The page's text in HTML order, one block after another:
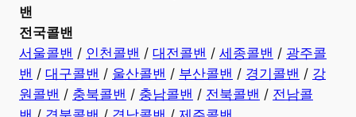
밴
전국콜밴
서울콜밴 / 인천콜밴 / 대전콜밴 / 세종콜밴 / 광주콜
밴 / 대구콜밴 / 울산콜밴 / 부산콜밴 / 경기콜밴 / 강
원콜밴 / 충북콜밴 / 충남콜밴 / 전북콜밴 / 전남콜